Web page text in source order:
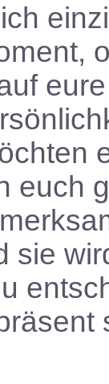
euch
sie